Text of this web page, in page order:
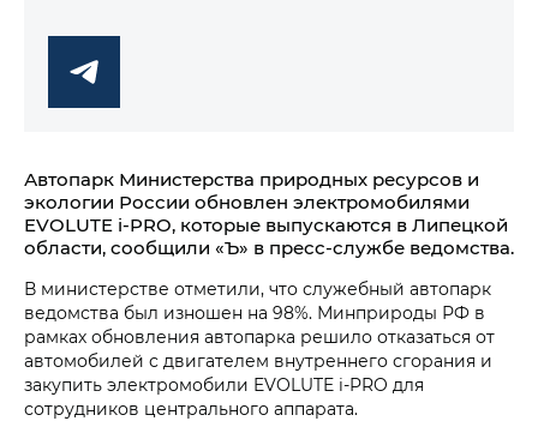
Автопарк Министерства природных ресурсов и
экологии России обновлен электромобилями
EVOLUTE i‑PRO, которые выпускаются в Липецкой
области, сообщили «Ъ» в пресс-службе ведомства.
В министерстве отметили, что служебный автопарк
ведомства был изношен на 98%. Минприроды РФ в
рамках обновления автопарка решило отказаться от
автомобилей с двигателем внутреннего сгорания и
закупить электромобили EVOLUTE i‑PRO для
сотрудников центрального аппарата.